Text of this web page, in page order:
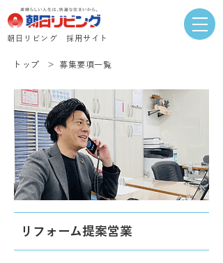
​朝日リビング 採用サイト
トップ ＞ 募集要項一覧
リフォーム提案営業